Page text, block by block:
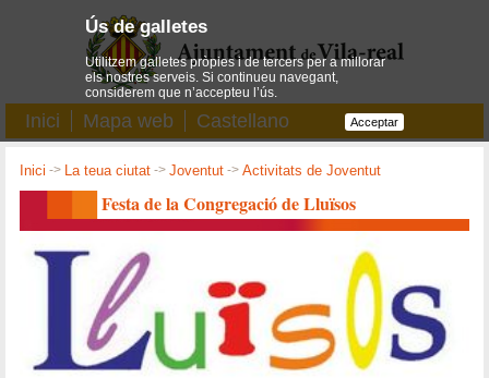
Inici Mapa web Castellano
Inici -> La teua ciutat ->Joventut ->Activitats de Joventut
Festa de la Congregació de Lluïsos
Ús de galletes
Utilitzem galletes pròpies i de tercers per a millorar
els nostres serveis. Si continueu navegant,
considerem que n’accepteu l’ús.
Acceptar